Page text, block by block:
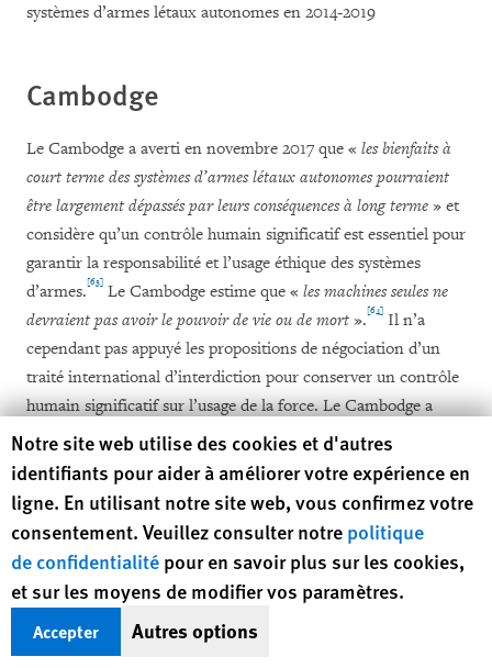
systèmes d’armes létaux autonomes en 2014-2019
Cambodge
Le Cambodge a averti en novembre 2017 que « les bienfaits à
court terme des systèmes d’armes létaux autonomes pourraient
être largement dépassés par leurs conséquences à long terme » et
considère qu’un contrôle humain significatif est essentiel pour
garantir la responsabilité et l’usage éthique des systèmes
d’armes.[63] Le Cambodge estime que « les machines seules ne
devraient pas avoir le pouvoir de vie ou de mort ».[64] Il n’a
cependant pas appuyé les propositions de négociation d’un
traité international d’interdiction pour conserver un contrôle
humain significatif sur l’usage de la force. Le Cambodge a
participé à une réunion de la CCAC sur les systèmes d’armes
létaux autonomes en 2017
Cameroun
Le Cameroun a soutenu la poursuite des négociations
multilatérales sur les systèmes d’armes létaux autonomes en
décembre 2016 et a suggéré que les futures réunions explorent
Human Rights Watch cookie preferences
Notre site web utilise des cookies et d'autres
identifiants pour aider à améliorer votre expérience en
ligne. En utilisant notre site web, vous confirmez votre
consentement. Veuillez consulter notre politique
de confidentialité pour en savoir plus sur les cookies,
et sur les moyens de modifier vos paramètres.
Accepter Autres options